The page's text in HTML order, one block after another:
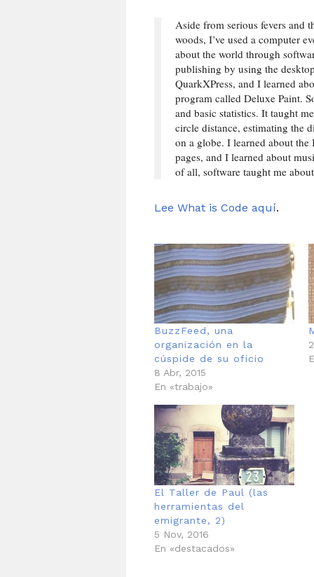
Aside from serious fevers and
woods, I’ve used a computer
about the world through
publishing by using the
QuarkXPress, and I learned
program called Deluxe Paint.
and basic statistics. It taught
circle distance, estimating the
on a globe. I learned about
pages, and I learned about
of all, software taught me
Lee What is Code aquí.
BuzzFeed, una
organización en la
cúspide de su oficio
8 Abr, 2015
En «trabajo»
El Taller de Paul (las
herramientas del
emigrante, 2)
5 Nov, 2016
En «destacados»